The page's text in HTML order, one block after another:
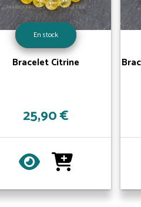
En stock
Bracelet Citrine
25,90 €